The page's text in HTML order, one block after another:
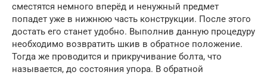
сместятся немного вперёд и ненужный предмет
попадет уже в нижнюю часть конструкции. После этого
достать его станет удобно. Выполнив данную процедуру
необходимо возвратить шкив в обратное положение.
Тогда же проводится и прикручивание болта, что
называется, до состояния упора. В обратной